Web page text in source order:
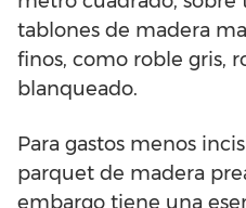
tablones de madera
finos, como roble gris,
blanqueado.
Para gastos menos
parquet de madera
embargo tiene una